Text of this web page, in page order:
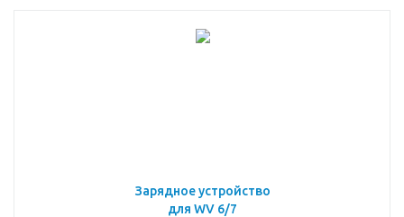
Зарядное устройство
для WV 6/7